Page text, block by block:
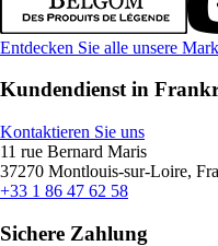
Entdecken Sie alle unsere
Kundendienst in
Kontaktieren Sie uns
11 rue Bernard Maris
37270 Montlouis-sur-Loire,
+33 1 86 47 62 58
Sichere Zahlung